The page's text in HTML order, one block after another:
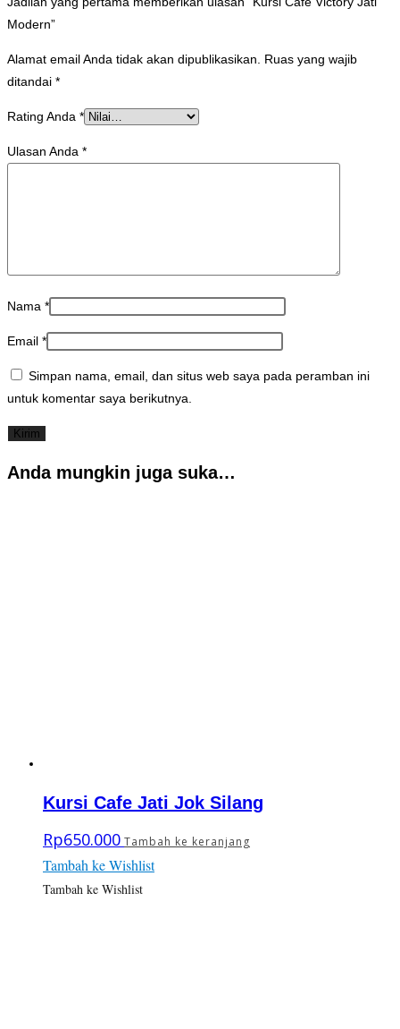
Modern”
Alamat email Anda tidak akan dipublikasikan.
Ruas yang wajib
ditandai *
Rating Anda *
Ulasan Anda *
Nama *
Email *
Simpan nama, email, dan situs web saya pada peramban ini
untuk komentar saya berikutnya.
Anda mungkin juga suka…
Kursi Cafe Jati Jok Silang
Rp650.000 Tambah ke keranjang
Tambah ke Wishlist
Tambah ke Wishlist